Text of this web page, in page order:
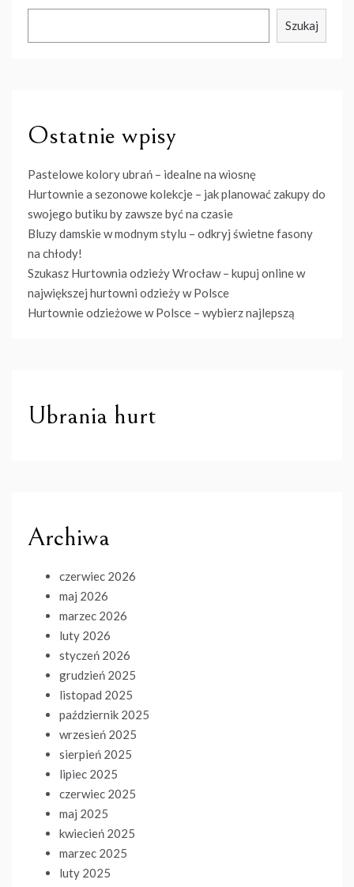
Szukaj
Ostatnie wpisy
Pastelowe kolory ubrań – idealne na wiosnę
Hurtownie a sezonowe kolekcje – jak planować zakupy do
swojego butiku by zawsze być na czasie
Bluzy damskie w modnym stylu – odkryj świetne fasony
na chłody!
Szukasz Hurtownia odzieży Wrocław – kupuj online w
największej hurtowni odzieży w Polsce
Hurtownie odzieżowe w Polsce – wybierz najlepszą
Ubrania hurt
Archiwa
czerwiec 2026
maj 2026
marzec 2026
luty 2026
styczeń 2026
grudzień 2025
listopad 2025
październik 2025
wrzesień 2025
sierpień 2025
lipiec 2025
czerwiec 2025
maj 2025
kwiecień 2025
marzec 2025
luty 2025